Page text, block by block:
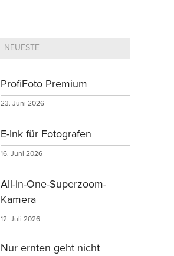
NEUESTE
ProfiFoto Premium
23. Juni 2026
E-Ink für Fotografen
16. Juni 2026
All-in-One-Superzoom-
Kamera
12. Juli 2026
Nur ernten geht nicht